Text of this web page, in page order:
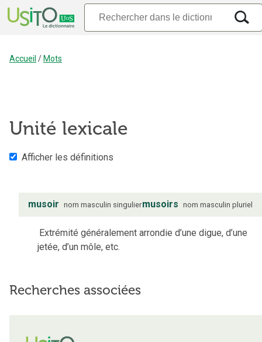
Accueil / Mots
Unité lexicale
Afficher les définitions
musoir nom masculin singuliermusoirs nom masculin pluriel
Extrémité généralement arrondie d’une digue, d’une
jetée, d’un môle, etc.
Recherches associées